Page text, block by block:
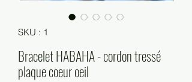
SKU : 1
Bracelet HABAHA - cordon tressé
plaque coeur oeil